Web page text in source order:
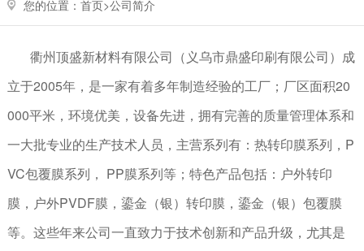
您的位置： 首页>公司简介
衢州顶盛新材料有限公司 （ 义乌市鼎盛印刷有限公司）成
立于2005年，是一家有着多年制造经验的工厂；厂区面积20
000平米，环境优美，设备先进，拥有完善的质量管理体系和
一大批专业的生产技术人员，主营系列有：热转印膜系列，P
VC包覆膜系列， PP膜系列等；特色产品包括：户外转印
膜，户外PVDF膜，鎏金（银）转印膜，鎏金（银）包覆膜
等。这些年来公司一直致力于技术创新和产品升级，尤其是